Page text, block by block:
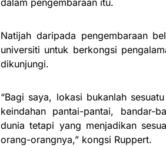
dalam pengembaraan itu.
Natijah daripada pengembaraan
universiti untuk berkongsi
dikunjungi.
“Bagi saya, lokasi bukanlah
keindahan pantai-pantai, bandar-
dunia tetapi yang menjadikan
orang-orangnya,” kongsi Ruppert.